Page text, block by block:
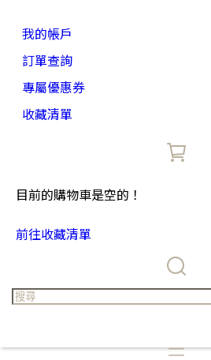
我的帳戶
訂單查詢
專屬優惠券
收藏清單
目前的購物車是空的！
前往收藏清單